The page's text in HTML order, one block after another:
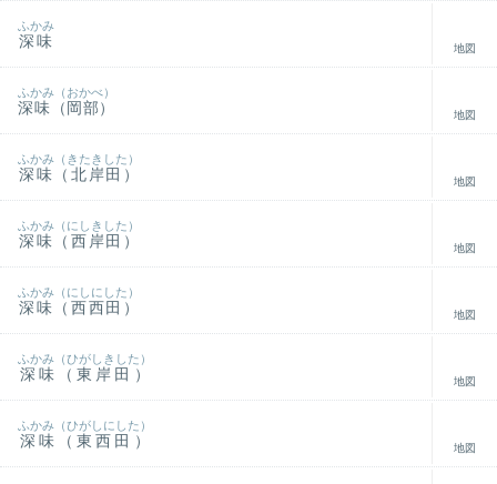
深味
ふかみ
地図
深味（岡部）
ふかみ（おかべ）
地図
深味（北岸田）
ふかみ（きたきした）
地図
深味（西岸田）
ふかみ（にしきした）
地図
深味（西西田）
ふかみ（にしにした）
地図
深味（東岸田）
ふかみ（ひがしきした）
地図
深味（東西田）
ふかみ（ひがしにした）
地図